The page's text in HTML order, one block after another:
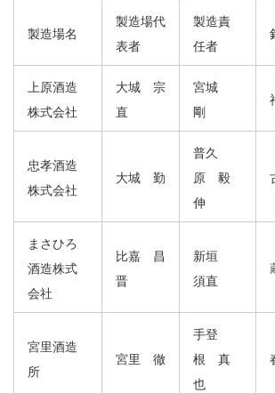
製造場名
製造場代
表者
製造責
任者
上原酒造
株式会社
大城 宗
直
宮城
剛
忠孝酒造
株式会社
大城 勤
普久
原 毅
伸
まさひろ
酒造株式
会社
比嘉 昌
晋
新垣
須直
宮里酒造
所
宮里 徹
手登
根 真
也